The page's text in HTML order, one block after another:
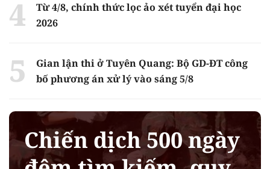
Từ 4/8, chính thức lọc ảo xét tuyển đại học
2026
Gian lận thi ở Tuyên Quang: Bộ GD-ĐT công
bố phương án xử lý vào sáng 5/8
Chiến dịch 500 ngày